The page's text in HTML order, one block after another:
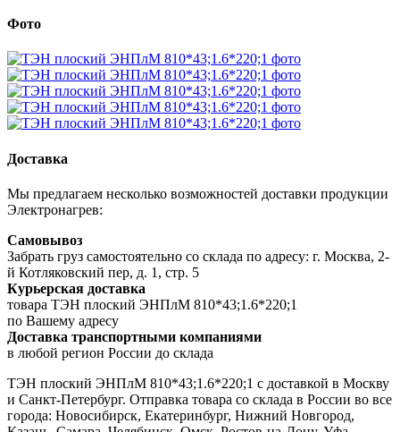
Фото
Доставка
Мы предлагаем несколько возможностей доставки продукции
Электронагрев:
Самовывоз
Забрать груз самостоятельно со склада по адресу: г. Москва, 2-
й Котляковский пер, д. 1, стр. 5
Курьерская доставка
товара ТЭН плоский ЭНПлМ 810*43;1.6*220;1
по Вашему адресу
Доставка транспортными компаниями
в любой регион России до склада
ТЭН плоский ЭНПлМ 810*43;1.6*220;1 с доставкой в Москву
и Санкт-Петербург. Отправка товара со склада в России во все
города: Новосибирск, Екатеринбург, Нижний Новгород,